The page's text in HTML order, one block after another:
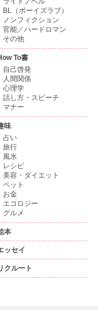
BL（ボーイズラブ）
ノンフィクション
官能／ハードロマン
その他
To書
自己啓発
人間関係
心理学
話し方・スピーチ
マナー
味
占い
旅行
風水
レシピ
美容・ダイエット
ペット
お金
エコロジー
グルメ
本
ッセイ
クルート